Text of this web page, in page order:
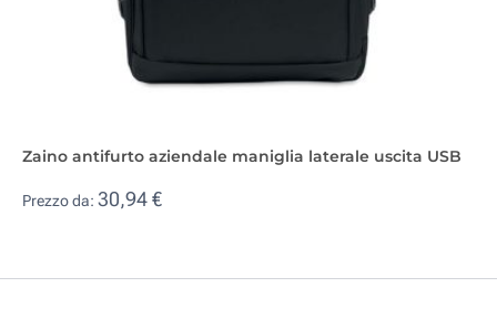
Zaino antifurto aziendale maniglia laterale uscita USB
Prezzo da: 30,94 €